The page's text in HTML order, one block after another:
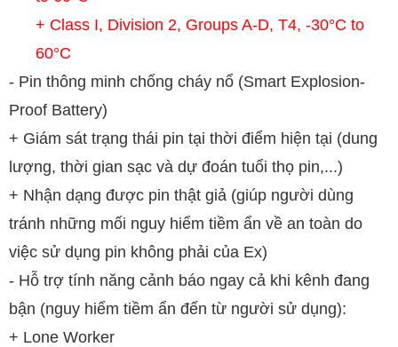
+ Class I, Division 2, Groups A-D, T4, -30°C to
60°C
- Pin thông minh chống cháy nổ (Smart Explosion-
Proof Battery)
+ Giám sát trạng thái pin tại thời điểm hiện tại (dung
lượng, thời gian sạc và dự đoán tuổi thọ pin,...)
+ Nhận dạng được pin thật giả (giúp người dùng
tránh những mối nguy hiểm tiềm ẩn về an toàn do
việc sử dụng pin không phải của Ex)
- Hỗ trợ tính năng cảnh báo ngay cả khi kênh đang
bận (nguy hiểm tiềm ẩn đến từ người sử dụng):
+ Lone Worker